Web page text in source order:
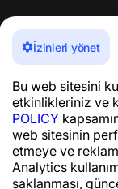
İzinleri yönet
Bu web sitesini
etkinlikleriniz ve
POLICY
web sitesinin
etmeye ve
Analytics
saklanması,